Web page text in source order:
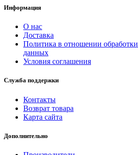
Информация
О нас
Доставка
Политика в отношении
данных
Условия соглашения
Служба поддержки
Контакты
Возврат товара
Карта сайта
Дополнительно